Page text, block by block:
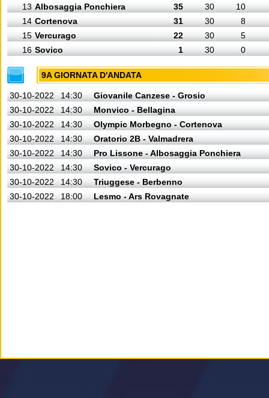
13 Albosaggia Ponchiera 35 30
10
14 Cortenova 31 30
8
15 Vercurago 22 30
5
16 Sovico 1 30 0
9A GIORNATA D'ANDATA
30-10-2022 14:30
Giovanile Canzese - Grosio
30-10-2022
14:30
Monvico - Bellagina
30-10-2022
14:30
Olympic Morbegno - Cortenova
30-10-2022
14:30
Oratorio 2B - Valmadrera
30-10-2022
14:30
Pro Lissone - Albosaggia Ponchiera
30-10-2022
14:30
Sovico - Vercurago
30-10-2022
14:30
Triuggese - Berbenno
30-10-2022
18:00 Lesmo - Ars Rovagnate